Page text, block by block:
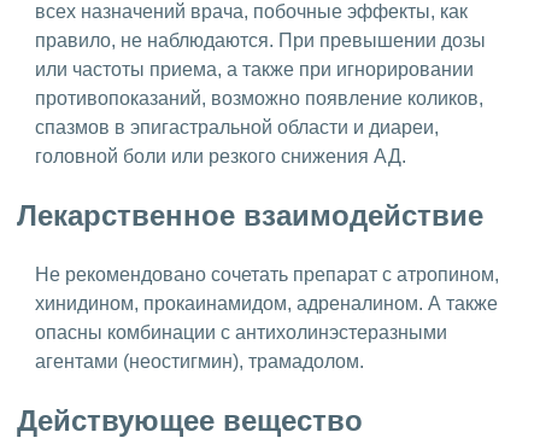
всех назначений врача, побочные эффекты, как
правило, не наблюдаются. При превышении дозы
или частоты приема, а также при игнорировании
противопоказаний, возможно появление коликов,
спазмов в эпигастральной области и диареи,
головной боли или резкого снижения АД.
Лекарственное взаимодействие
Не рекомендовано сочетать препарат с атропином,
хинидином, прокаинамидом, адреналином. А также
опасны комбинации с антихолинэстеразными
агентами (неостигмин), трамадолом.
Действующее вещество